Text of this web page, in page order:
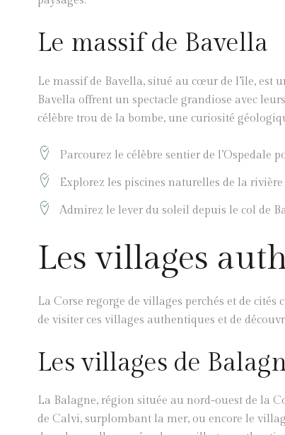
Le massif de Bavella
Le massif de Bavella, situé au cœur de l’île,
Bavella offrent un spectacle grandiose avec
célèbre trou de la bombe, une curiosité
Parcourez le célèbre sentier de l’Ospedale
Explorez les piscines naturelles de la
Admirez le lever du soleil depuis le col de
Les villages
La Corse regorge de villages perchés et de
de visiter ces villages authentiques et de
Les villages de
La Balagne, région située au nord-ouest de la
de Calvi, surplombant la mer, ou encore le